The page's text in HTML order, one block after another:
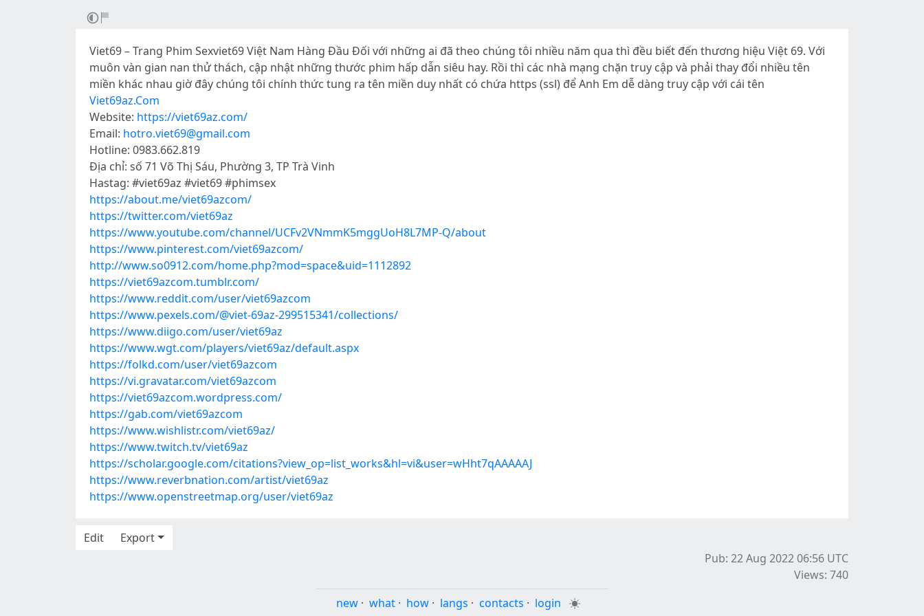
Viet69 – Trang Phim Sexviet69 Việt Nam Hàng Đầu Đối với những ai đã theo chúng tôi nhiều năm qua thì đều biết đến thương hiệu Việt 69. Với
muôn vàn gian nan thử thách, cập nhật những thước phim hấp dẫn siêu hay. Rồi thì các nhà mạng chặn truy cập và phải thay đổi nhiều tên
miền khác nhau giờ đây chúng tôi chính thức tung ra tên miền duy nhất có chứa https (ssl) để Anh Em dễ dàng truy cập với cái tên
Viet69az.Com
Website: https://viet69az.com/
Email: hotro.viet69@gmail.com
Hotline: 0983.662.819
Địa chỉ: số 71 Võ Thị Sáu, Phường 3, TP Trà Vinh
Hastag: #viet69az #viet69 #phimsex
https://about.me/viet69azcom/
https://twitter.com/viet69az
https://www.youtube.com/channel/UCFv2VNmmK5mggUoH8L7MP-Q/about
https://www.pinterest.com/viet69azcom/
http://www.so0912.com/home.php?mod=space&uid=1112892
https://viet69azcom.tumblr.com/
https://www.reddit.com/user/viet69azcom
https://www.pexels.com/@viet-69az-299515341/collections/
https://www.diigo.com/user/viet69az
https://www.wgt.com/players/viet69az/default.aspx
https://folkd.com/user/viet69azcom
https://vi.gravatar.com/viet69azcom
https://viet69azcom.wordpress.com/
https://gab.com/viet69azcom
https://www.wishlistr.com/viet69az/
https://www.twitch.tv/viet69az
https://scholar.google.com/citations?view_op=list_works&hl=vi&user=wHht7qAAAAAJ
https://www.reverbnation.com/artist/viet69az
https://www.openstreetmap.org/user/viet69az
Edit
Export
Pub: 22 Aug 2022 06:56 UTC
Views: 740
new · what · how · langs · contacts · login